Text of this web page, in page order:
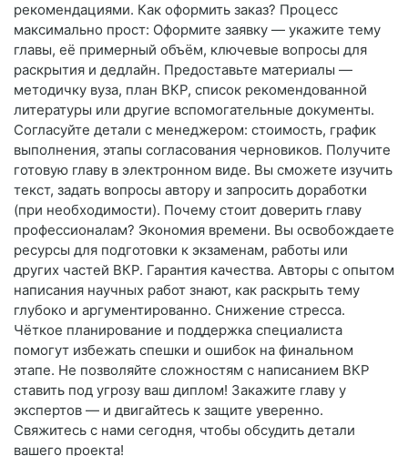
рекомендациями. Как оформить заказ? Процесс
максимально прост: Оформите заявку — укажите тему
главы, её примерный объём, ключевые вопросы для
раскрытия и дедлайн. Предоставьте материалы —
методичку вуза, план ВКР, список рекомендованной
литературы или другие вспомогательные документы.
Согласуйте детали с менеджером: стоимость, график
выполнения, этапы согласования черновиков. Получите
готовую главу в электронном виде. Вы сможете изучить
текст, задать вопросы автору и запросить доработки
(при необходимости). Почему стоит доверить главу
профессионалам? Экономия времени. Вы освобождаете
ресурсы для подготовки к экзаменам, работы или
других частей ВКР. Гарантия качества. Авторы с опытом
написания научных работ знают, как раскрыть тему
глубоко и аргументированно. Снижение стресса.
Чёткое планирование и поддержка специалиста
помогут избежать спешки и ошибок на финальном
этапе. Не позволяйте сложностям с написанием ВКР
ставить под угрозу ваш диплом! Закажите главу у
экспертов — и двигайтесь к защите уверенно.
Свяжитесь с нами сегодня, чтобы обсудить детали
вашего проекта!